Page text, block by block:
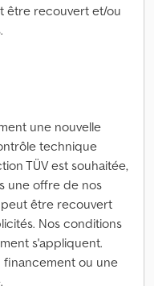
être recouvert et/ou
une nouvelle
technique
TÜV est souhaitée,
une offre de nos
peut être recouvert
Nos conditions
s'appliquent.
financement ou une